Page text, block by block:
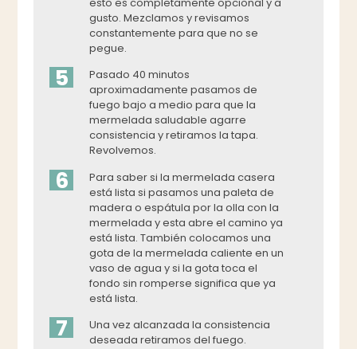
gusto. Mezclamos y revisamos
constantemente para que no se
pegue.
5
Pasado 40 minutos
aproximadamente pasamos de
fuego bajo a medio para que la
mermelada saludable agarre
consistencia y retiramos la tapa.
Revolvemos.
6
Para saber si la mermelada casera
está lista si pasamos una paleta de
madera o espátula por la olla con la
mermelada y esta abre el camino ya
está lista. También colocamos una
gota de la mermelada caliente en un
vaso de agua y si la gota toca el
fondo sin romperse significa que ya
está lista.
7
Una vez alcanzada la consistencia
deseada retiramos del fuego.